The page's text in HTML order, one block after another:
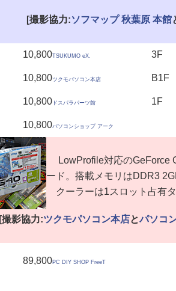
[撮影協力:ソフマップ 秋葉原 本館
10,800TSUKUMO eX. 3F
10,800ツクモパソコン本店 B1F
10,800 ドスパラパーツ館 1F
10,800パソコンショップ アーク
LowProfile対応のGeForce
ード。搭載メモリはDDR3
クーラーは1スロット占有
[撮影協力:ツクモパソコン本店とパソコ
89,800PC DIY SHOP FreeT